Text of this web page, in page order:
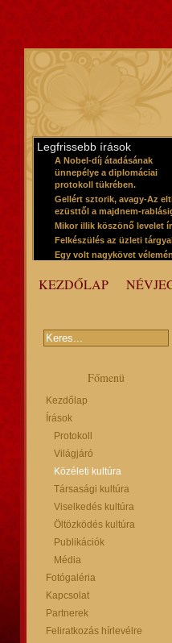
Legfrissebb írások
A Nobel-díj átadásának
ünnepélye a diplomáciai
protokoll tükrében.
Gellért sztorik, avagy-Az
ezüsttől a majdnem-
Mikor illik köszönő levelet
Felkészülés az üzleti
Egy volt nagykövet
KEZDŐLAP
Főmenü
Kezdőlap
Írások
Protokoll
Világjáró
Közéleti kultúra
Társasági kultúra
Viselkedés kultúra
Öltözködés kultúra
Publikációk
Média
Fotógaléria
Kapcsolat
Partnerek
Feliratkozás hírlevélre